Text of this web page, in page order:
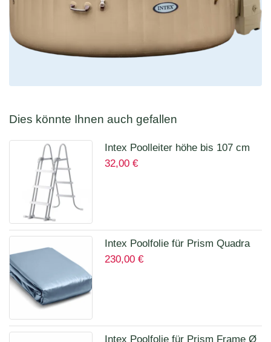
Dies könnte Ihnen auch gefallen
Intex Poolleiter höhe bis 107 cm
28075
32,00 €
Intex Poolfolie für Prism Quadra
400 x 200 x 100 cm 12135A
230,00 €
Intex Poolfolie für Prism Frame Ø